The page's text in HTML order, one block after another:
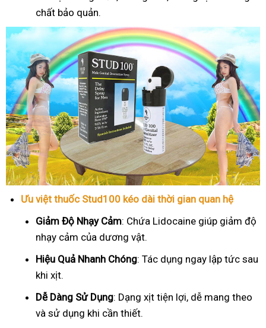
chất bảo quản.
Ưu việt thuốc Stud100 kéo dài thời gian quan hệ
Giảm Độ Nhạy Cảm: Chứa Lidocaine giúp giảm độ
nhạy cảm của dương vật.
Hiệu Quả Nhanh Chóng: Tác dụng ngay lập tức sau
khi xịt.
Dễ Dàng Sử Dụng: Dạng xịt tiện lợi, dễ mang theo
và sử dụng khi cần thiết.